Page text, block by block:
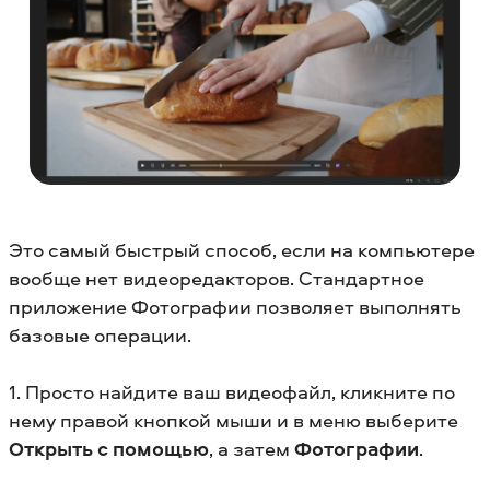
Это самый быстрый способ, если на компьютере
вообще нет видеоредакторов. Стандартное
приложение Фотографии позволяет выполнять
базовые операции.
1. Просто найдите ваш видеофайл, кликните по
нему правой кнопкой мыши и в меню выберите
Открыть с помощью, а затем Фотографии.